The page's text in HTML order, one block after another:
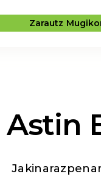
Zarautz
Astin